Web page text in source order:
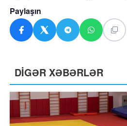
Paylaşın
DİGƏR XƏBƏRLƏR